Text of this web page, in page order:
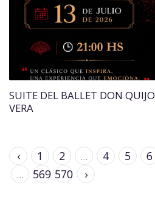
SUITE DEL BALLET DON
VERA
‹ 1 2 ... 4 5 6
...
569 570 ›